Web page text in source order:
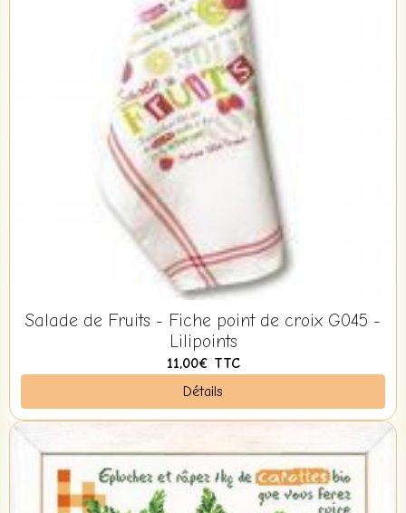
Salade de Fruits - Fiche point de croix G045 -
Lilipoints
11,00€ TTC
Détails